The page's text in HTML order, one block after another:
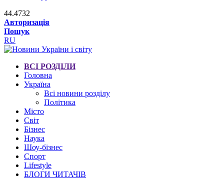
44.4732
Авторизація
Пошук
RU
ВСІ РОЗДІЛИ
Головна
Україна
Всі новини розділу
Політика
Місто
Світ
Бізнес
Наука
Шоу-бізнес
Спорт
Lifestyle
БЛОГИ ЧИТАЧІВ